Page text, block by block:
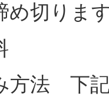
め切りま
方法 下記